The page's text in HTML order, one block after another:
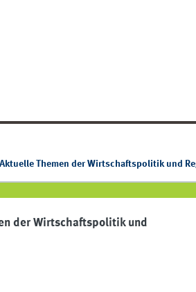
Themen der Wirtschaftspolitik und
der Wirtschaftspolitik und